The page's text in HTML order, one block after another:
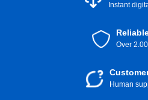
Instant
Over
Human